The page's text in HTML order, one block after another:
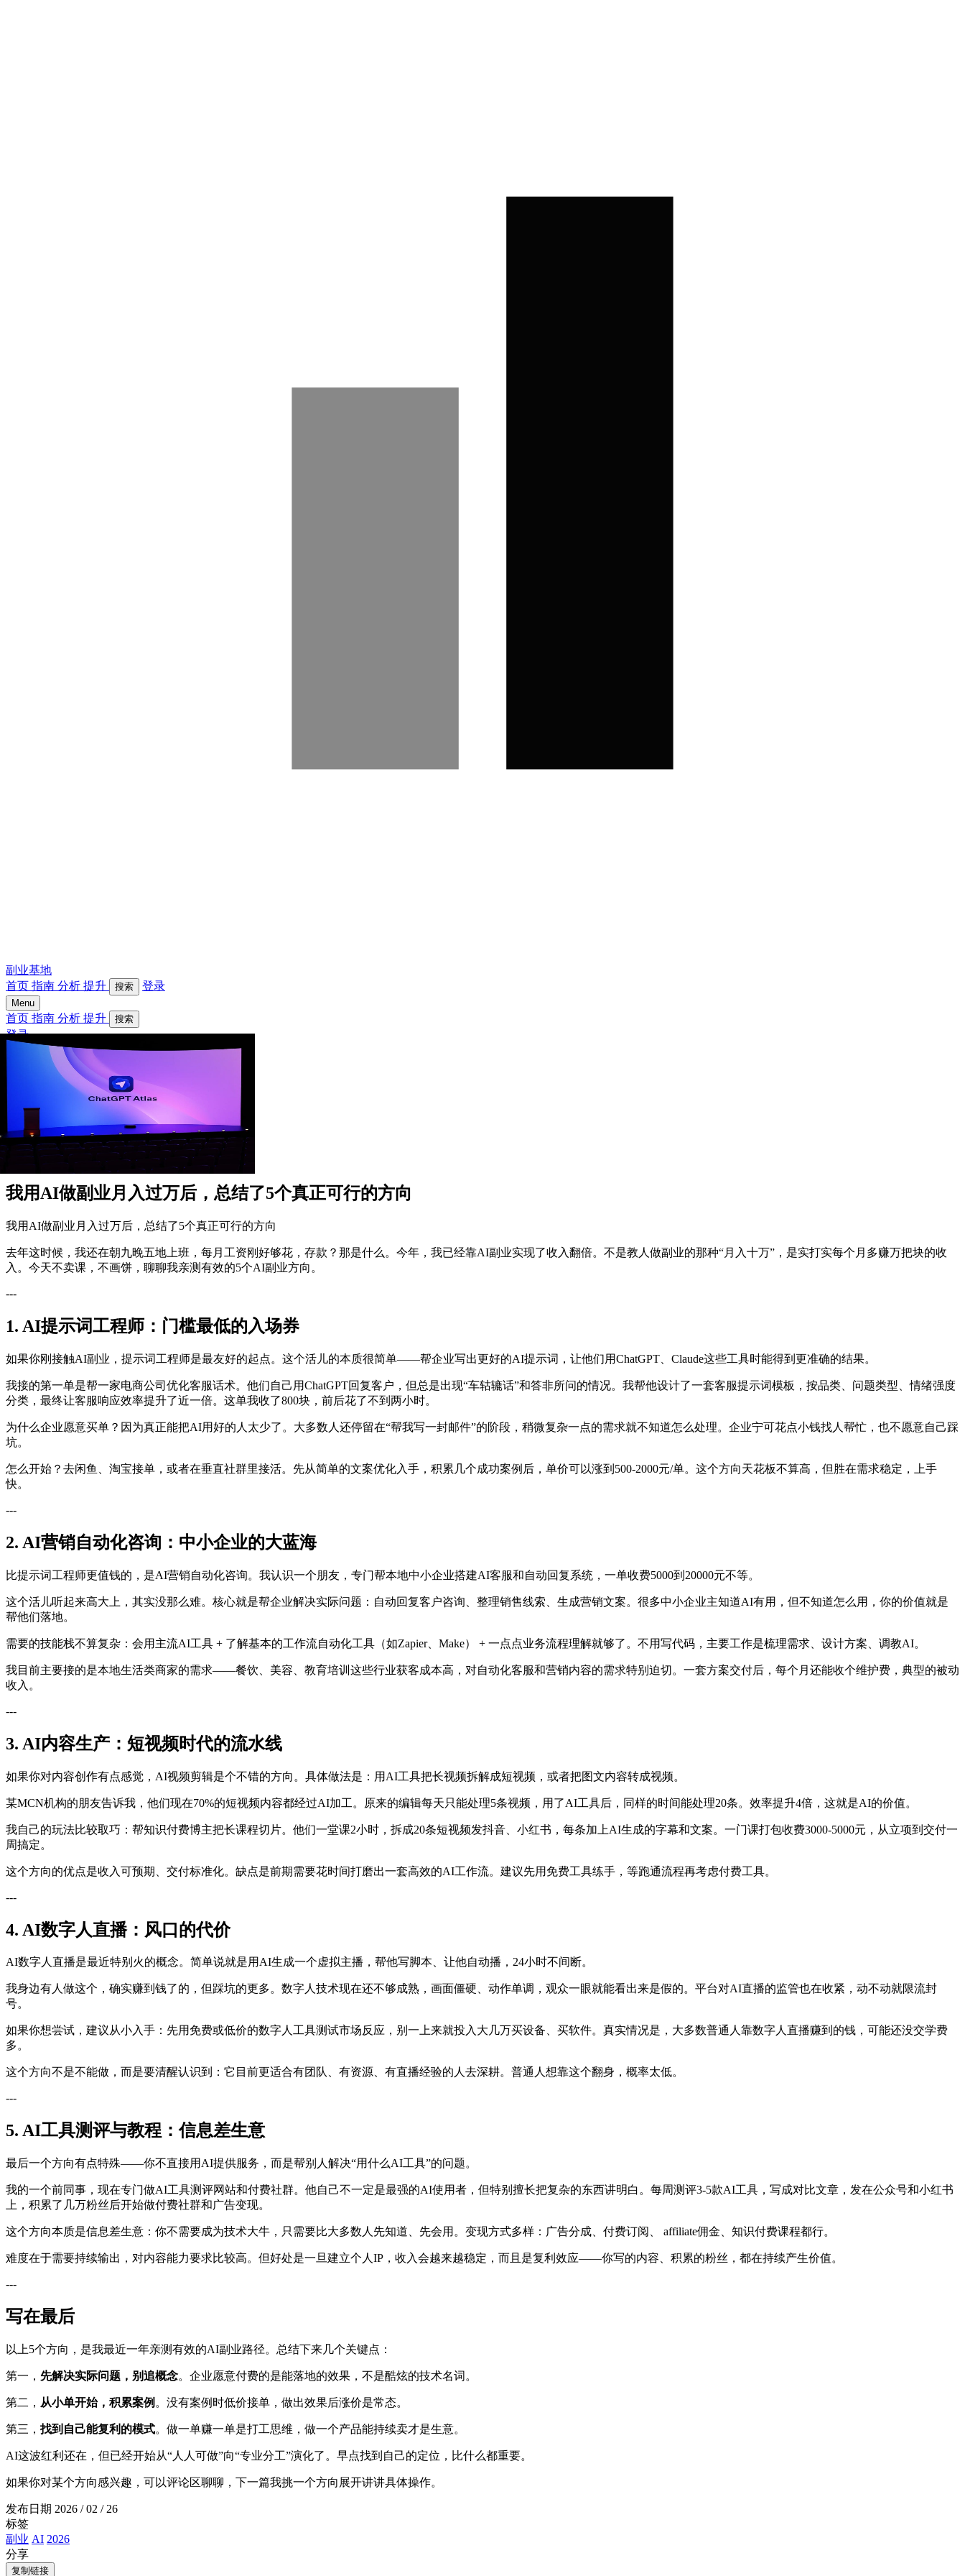
副业基地
首页 指南 分析 提升 搜索 登录
Menu
首页 指南 分析 提升 搜索
登录
我用AI做副业月入过万后，总结了5个真正可行的方向
我用AI做副业月入过万后，总结了5个真正可行的方向
去年这时候，我还在朝九晚五地上班，每月工资刚好够花，存款？那是什么。今年，我已经靠AI副业实现了收入翻倍。不是教人做副业的那种“月入十万”，是实打实每个月多赚万把块的收
入。今天不卖课，不画饼，聊聊我亲测有效的5个AI副业方向。
---
1. AI提示词工程师：门槛最低的入场券
如果你刚接触AI副业，提示词工程师是最友好的起点。这个活儿的本质很简单——帮企业写出更好的AI提示词，让他们用ChatGPT、Claude这些工具时能得到更准确的结果。
我接的第一单是帮一家电商公司优化客服话术。他们自己用ChatGPT回复客户，但总是出现“车轱辘话”和答非所问的情况。我帮他设计了一套客服提示词模板，按品类、问题类型、情绪强度
分类，最终让客服响应效率提升了近一倍。这单我收了800块，前后花了不到两小时。
为什么企业愿意买单？因为真正能把AI用好的人太少了。大多数人还停留在“帮我写一封邮件”的阶段，稍微复杂一点的需求就不知道怎么处理。企业宁可花点小钱找人帮忙，也不愿意自己踩
坑。
怎么开始？去闲鱼、淘宝接单，或者在垂直社群里接活。先从简单的文案优化入手，积累几个成功案例后，单价可以涨到500-2000元/单。这个方向天花板不算高，但胜在需求稳定，上手
快。
---
2. AI营销自动化咨询：中小企业的大蓝海
比提示词工程师更值钱的，是AI营销自动化咨询。我认识一个朋友，专门帮本地中小企业搭建AI客服和自动回复系统，一单收费5000到20000元不等。
这个活儿听起来高大上，其实没那么难。核心就是帮企业解决实际问题：自动回复客户咨询、整理销售线索、生成营销文案。很多中小企业主知道AI有用，但不知道怎么用，你的价值就是
帮他们落地。
需要的技能栈不算复杂：会用主流AI工具 + 了解基本的工作流自动化工具（如Zapier、Make） + 一点点业务流程理解就够了。不用写代码，主要工作是梳理需求、设计方案、调教AI。
我目前主要接的是本地生活类商家的需求——餐饮、美容、教育培训这些行业获客成本高，对自动化客服和营销内容的需求特别迫切。一套方案交付后，每个月还能收个维护费，典型的被动
收入。
---
3. AI内容生产：短视频时代的流水线
如果你对内容创作有点感觉，AI视频剪辑是个不错的方向。具体做法是：用AI工具把长视频拆解成短视频，或者把图文内容转成视频。
某MCN机构的朋友告诉我，他们现在70%的短视频内容都经过AI加工。原来的编辑每天只能处理5条视频，用了AI工具后，同样的时间能处理20条。效率提升4倍，这就是AI的价值。
我自己的玩法比较取巧：帮知识付费博主把长课程切片。他们一堂课2小时，拆成20条短视频发抖音、小红书，每条加上AI生成的字幕和文案。一门课打包收费3000-5000元，从立项到交付一
周搞定。
这个方向的优点是收入可预期、交付标准化。缺点是前期需要花时间打磨出一套高效的AI工作流。建议先用免费工具练手，等跑通流程再考虑付费工具。
---
4. AI数字人直播：风口的代价
AI数字人直播是最近特别火的概念。简单说就是用AI生成一个虚拟主播，帮他写脚本、让他自动播，24小时不间断。
我身边有人做这个，确实赚到钱了的，但踩坑的更多。数字人技术现在还不够成熟，画面僵硬、动作单调，观众一眼就能看出来是假的。平台对AI直播的监管也在收紧，动不动就限流封
号。
如果你想尝试，建议从小入手：先用免费或低价的数字人工具测试市场反应，别一上来就投入大几万买设备、买软件。真实情况是，大多数普通人靠数字人直播赚到的钱，可能还没交学费
多。
这个方向不是不能做，而是要清醒认识到：它目前更适合有团队、有资源、有直播经验的人去深耕。普通人想靠这个翻身，概率太低。
---
5. AI工具测评与教程：信息差生意
最后一个方向有点特殊——你不直接用AI提供服务，而是帮别人解决“用什么AI工具”的问题。
我的一个前同事，现在专门做AI工具测评网站和付费社群。他自己不一定是最强的AI使用者，但特别擅长把复杂的东西讲明白。每周测评3-5款AI工具，写成对比文章，发在公众号和小红书
上，积累了几万粉丝后开始做付费社群和广告变现。
这个方向本质是信息差生意：你不需要成为技术大牛，只需要比大多数人先知道、先会用。变现方式多样：广告分成、付费订阅、 affiliate佣金、知识付费课程都行。
难度在于需要持续输出，对内容能力要求比较高。但好处是一旦建立个人IP，收入会越来越稳定，而且是复利效应——你写的内容、积累的粉丝，都在持续产生价值。
---
写在最后
以上5个方向，是我最近一年亲测有效的AI副业路径。总结下来几个关键点：
第一， 先解决实际问题，别追概念。企业愿意付费的是能落地的效果，不是酷炫的技术名词。
第二， 从小单开始，积累案例 。没有案例时低价接单，做出效果后涨价是常态。
第三， 找到自己能复利的模式。做一单赚一单是打工思维，做一个产品能持续卖才是生意。
AI这波红利还在，但已经开始从“人人可做”向“专业分工”演化了。早点找到自己的定位，比什么都重要。
如果你对某个方向感兴趣，可以评论区聊聊，下一篇我挑一个方向展开讲讲具体操作。
发布日期 2026 / 02 / 26
标签
副业 AI 2026
分享
复制链接